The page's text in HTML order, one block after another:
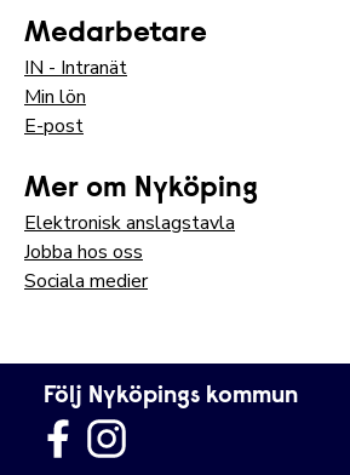
Medarbetare
IN - Intranät
Min lön
E-post
Mer om Nyköping
Elektronisk anslagstavla
Jobba hos oss
Sociala medier
Följ Nyköpings kommun